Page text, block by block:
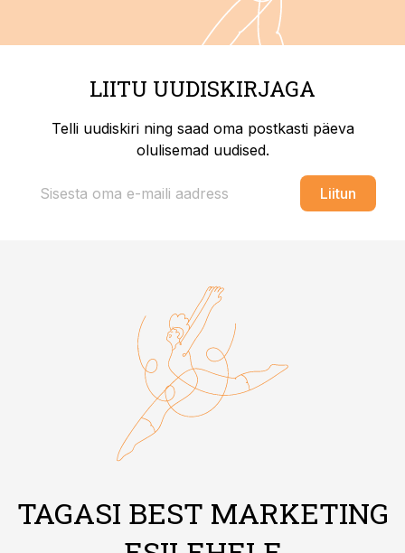
LIITU UUDISKIRJAGA
Telli uudiskiri ning saad oma postkasti päeva
olulisemad uudised.
Liitun
TAGASI BEST MARKETING